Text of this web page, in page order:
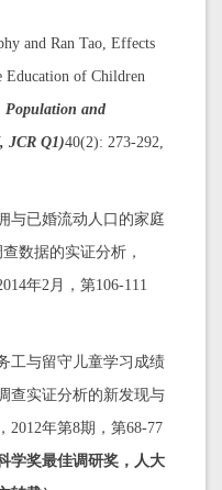
and Ran Tao, Effects
Education of Children
Population and
JCR Q1)40(2): 273-292,
与已婚流动人口的家庭
数据的实证分析，
年2月，第106-111
工与留守儿童学习成绩
实证分析的新发现与
，2012年第8期，第68-77
学奖最佳调研奖，人大